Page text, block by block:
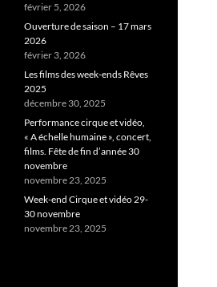
février 5, 2026
Ouverture de saison – 17 mars
2026
février 3, 2026
Les films des week-ends Rêves
2025
décembre 30, 2025
Performance cirque et vidéo,
« A échelle humaine », concert,
films. Fête de fin d’année 30
novembre
novembre 23, 2025
Week-end Cirque et vidéo 29-
30 novembre
novembre 23, 2025